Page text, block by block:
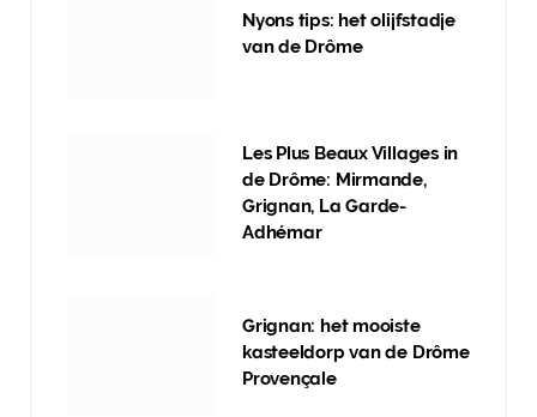
Nyons tips: het olijfstadje
van de Drôme
Les Plus Beaux Villages in
de Drôme: Mirmande,
Grignan, La Garde-
Adhémar
Grignan: het mooiste
kasteeldorp van de Drôme
Provençale